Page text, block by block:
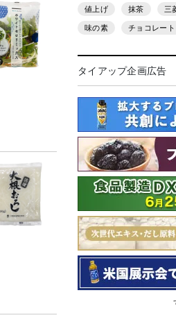
値上げ 抹茶 三
味の素 チョコレート
タイアップ企画広告